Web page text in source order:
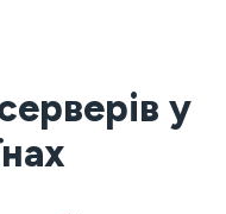
у